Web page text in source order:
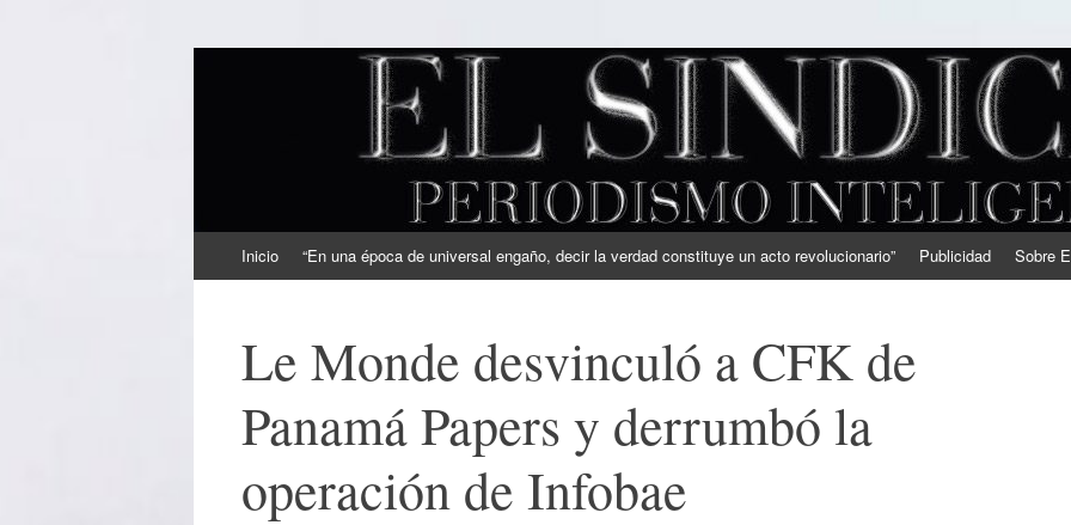
EL SINDICAL
Periodismo Inteligente
al
Inicio “En una época de universal engaño, decir la verdad constituye un acto revolucionario” Publicidad Sobre
Le Monde desvinculó a CFK de
Panamá Papers y derrumbó la
operación de Infobae